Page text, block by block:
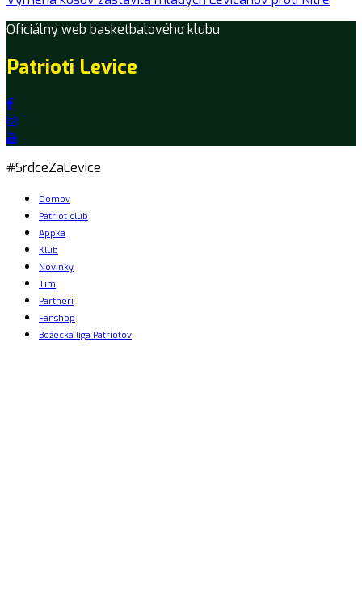
Oficiálny web basketbalového klubu
Patrioti Levice
#SrdceZaLevice
Domov
Patriot club
Appka
Klub
Novinky
Tím
Partneri
Fanshop
Bežecká liga Patriotov